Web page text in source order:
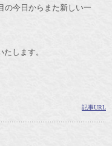
の今日からまた新しい一
します。
記事URL